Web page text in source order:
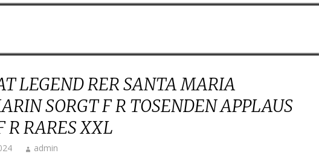
LEGEND RER SANTA MARIA
SORGT F R TOSENDEN APPLAUS
R RARES XXL
admin